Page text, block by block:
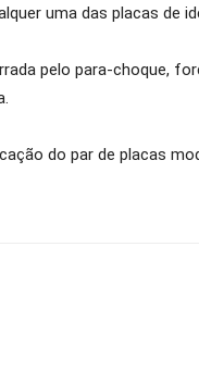
uma das placas de
pelo para-choque,
do par de placas